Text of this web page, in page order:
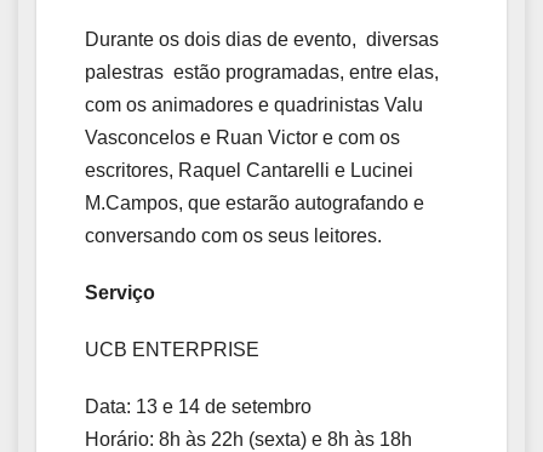
Durante os dois dias de evento, diversas
palestras estão programadas, entre elas,
com os animadores e quadrinistas Valu
Vasconcelos e Ruan Victor e com os
escritores, Raquel Cantarelli e Lucinei
M.Campos, que estarão autografando e
conversando com os seus leitores.
Serviço
UCB ENTERPRISE
Data: 13 e 14 de setembro
Horário: 8h às 22h (sexta) e 8h às 18h